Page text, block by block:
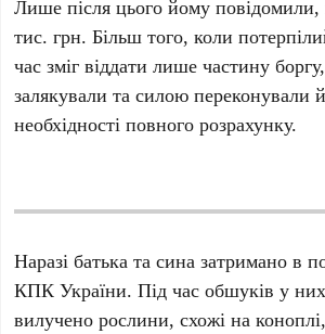
Лише після цього йому
тис. грн. Більш того, коли
час зміг віддати лише частину
залякували та силою переконували
необхідності повного розрахунку.
Наразі батька та сина затримано в
КПК України. Під час обшуків у
вилучено рослини, схожі на